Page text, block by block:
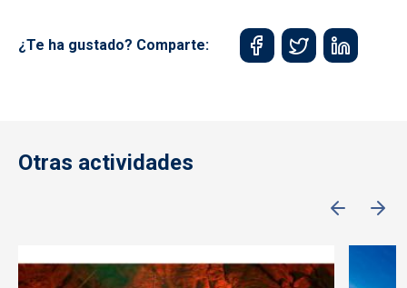
¿Te ha gustado? Comparte:
Otras actividades